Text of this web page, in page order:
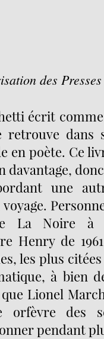
des
écrit
retrouve dans
en poète. Ce
une
La Noire à
Henry de
les plus
à bien
Lionel
orfèvre des
pendant